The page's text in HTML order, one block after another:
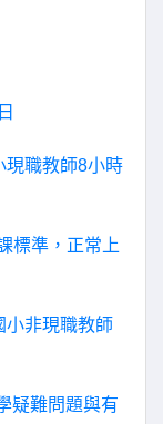
現職教師8小時
標準，正常上
小非現職教師
疑難問題與有